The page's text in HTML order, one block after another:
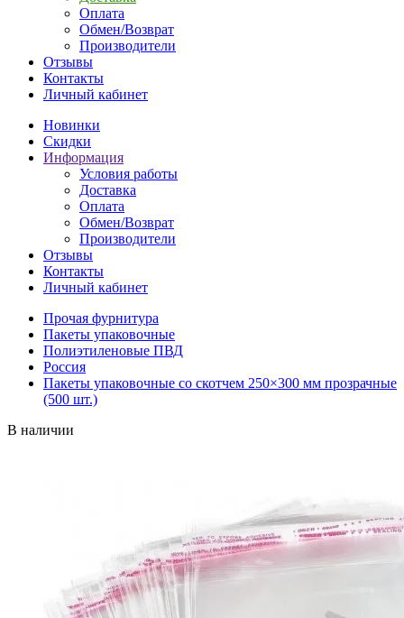
Оплата
Обмен/Возврат
Производители
Отзывы
Контакты
Личный кабинет
Новинки
Скидки
Информация
Условия работы
Доставка
Оплата
Обмен/Возврат
Производители
Отзывы
Контакты
Личный кабинет
Прочая фурнитура
Пакеты упаковочные
Полиэтиленовые ПВД
Россия
Пакеты упаковочные со скотчем 250×300 мм прозрачные
(500 шт.)
В наличии